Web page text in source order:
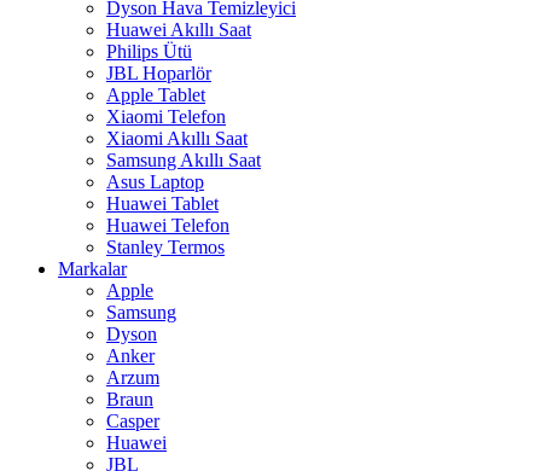
Dyson Hava Temizleyici
Huawei Akıllı Saat
Philips Ütü
JBL Hoparlör
Apple Tablet
Xiaomi Telefon
Xiaomi Akıllı Saat
Samsung Akıllı Saat
Asus Laptop
Huawei Tablet
Huawei Telefon
Stanley Termos
Markalar
Apple
Samsung
Dyson
Anker
Arzum
Braun
Casper
Huawei
JBL